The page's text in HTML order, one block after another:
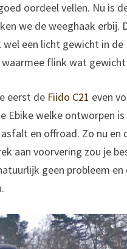
oordeel vellen. Nu is
we de weeghaak erbij.
een licht gewicht in
flink wat
eerst de Fiido C21 even
Ebike welke ontworpen
en offroad. Zo nu en
aan voorvering zou je
geen probleem